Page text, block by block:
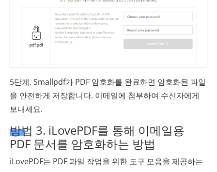
5단계. Smallpdf가 PDF 암호화를 완료하면 암호화된 파일
을 안전하게 저장합니다. 이메일에 첨부하여 수신자에게
보내세요.
방법 3. iLovePDF를 통해 이메일용
PDF 문서를 암호화하는 방법
iLovePDF는 PDF 파일 작업을 위한 도구 모음을 제공하는